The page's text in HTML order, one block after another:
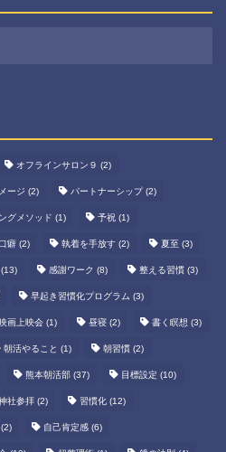
オフラインサロン９ (2)
ージ (2) パートナーシップ(2)
グメソッド (1) 予祝 (1)
口癖 (2) 執着を手放す (2) 夏至 (3)
(13) 感謝ワーク (8) 整える習慣 (3)
早起き習慣化プログラム (3)
画上映会 (1) 昼寝 (2) 書く瞑想 (3)
朝活やること (1) 朝習慣 (2)
熊本朝活部 (37) 目標設定 (10)
社参拝 (2) 習慣化 (12)
(2) 自己肯定感 (6)